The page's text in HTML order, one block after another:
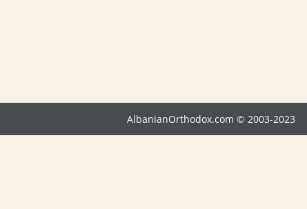
AlbanianOrthodox.com © 2003-2023